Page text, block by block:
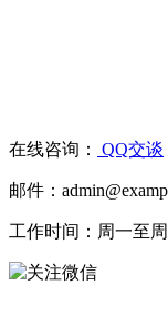
在线咨询： QQ交谈
邮件：
工作时间：周一至